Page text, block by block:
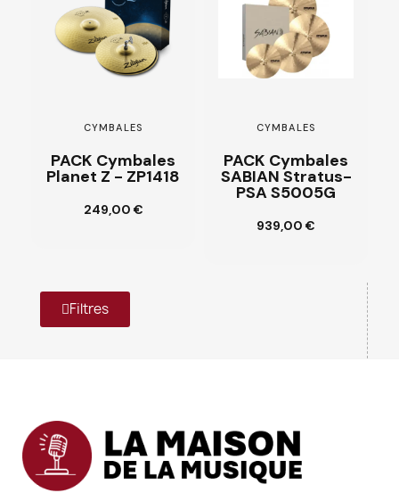
Filtres
CYMBALES
PACK Cymbales
Planet Z - ZP1418
249,00 €
Ajouter au
panier
CYMBALES
PACK Cymbales
SABIAN Stratus-
PSA S5005G
939,00 €
Ajouter au
panier